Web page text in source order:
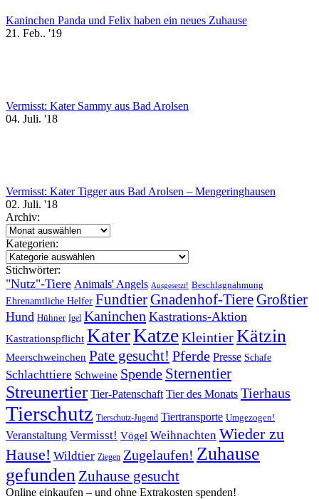
Kaninchen Panda und Felix haben ein neues Zuhause
21. Feb.. '19
Vermisst: Kater Sammy aus Bad Arolsen
04. Juli. '18
Vermisst: Kater Tigger aus Bad Arolsen – Mengeringhausen
02. Juli. '18
Archiv:
Archiv:
Kategorien:
Kategorien:
Stichwörter:
"Nutz"-Tiere Animals' Angels Ausgesetzt! Beschlagnahmung
Ehrenamtliche Helfer FundtierGnadenhof-TiereGroßtier
Hund Hühner Igel Kaninchen Kastrations-Aktion
Kastrationspflicht KaterKatzeKleintierKätzin
Meerschweinchen Pate gesucht! Pferde Presse Schafe
Schlachttiere Schweine Spende Sternentier
Streunertier Tier-Patenschaft Tier des Monats Tierhaus
Tierschutz Tierschutz-Jugend Tiertransporte Umgezogen!
Veranstaltung Vermisst! Vögel Weihnachten Wieder zu
Hause! Wildtier Ziegen Zugelaufen! Zuhause
gefunden Zuhause gesucht
Online einkaufen – ­und ohne Extrakosten spenden!